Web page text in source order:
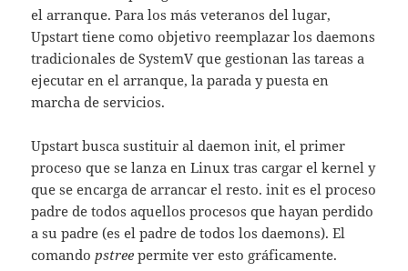
el arranque. Para los más veteranos del lugar,
Upstart tiene como objetivo reemplazar los daemons
tradicionales de SystemV que gestionan las tareas a
ejecutar en el arranque, la parada y puesta en
marcha de servicios.
Upstart busca sustituir al daemon init, el primer
proceso que se lanza en Linux tras cargar el kernel y
que se encarga de arrancar el resto. init es el proceso
padre de todos aquellos procesos que hayan perdido
a su padre (es el padre de todos los daemons). El
comandopstree permite ver esto gráficamente.